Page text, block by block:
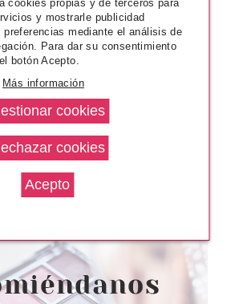
ESSENCE
CLICK & GO
desde
3.50€
cookies propias y de terceros para
y mostrarle publicidad
mediante el análisis de
Para dar su consentimiento
botón Acepto.
Más información